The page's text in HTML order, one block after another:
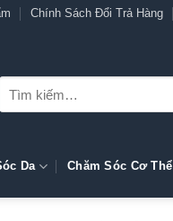
Chính Sách Đổi Trả Hàng
kiếm:
Da Chăm Sóc Cơ Thể